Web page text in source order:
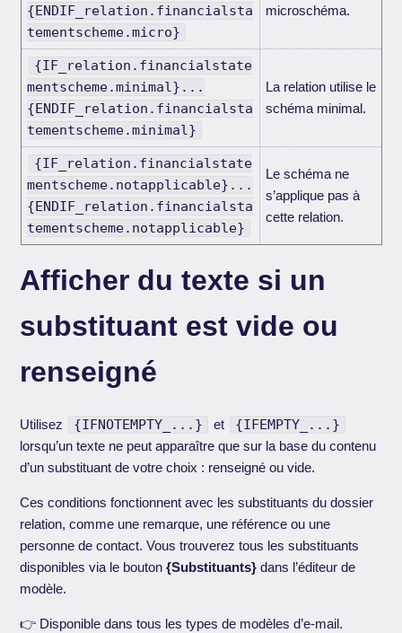
{ENDIF_relation.financialsta
tementscheme.micro}
microschéma.
{IF_relation.financialstate
mentscheme.minimal}...
{ENDIF_relation.financialsta
tementscheme.minimal}
La relation utilise le
schéma minimal.
{IF_relation.financialstate
mentscheme.notapplicable}...
{ENDIF_relation.financialsta
tementscheme.notapplicable}
Le schéma ne
s’applique pas à
cette relation.
Afficher du texte si un
substituant est vide ou
renseigné
Utilisez {IFNOTEMPTY_...} et {IFEMPTY_...}
lorsqu’un texte ne peut apparaître que sur la base du contenu
d’un substituant de votre choix : renseigné ou vide.
Ces conditions fonctionnent avec les substituants du dossier
relation, comme une remarque, une référence ou une
personne de contact. Vous trouverez tous les substituants
disponibles via le bouton{Substituants} dans l’éditeur de
modèle.
👉 Disponible dans tous les types de modèles d’e-mail.